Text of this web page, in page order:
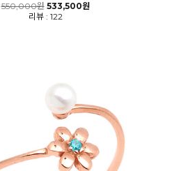
550,000원 533,500원
리뷰 : 122